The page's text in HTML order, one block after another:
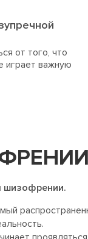
от того, что
играет важную
шизофрении.